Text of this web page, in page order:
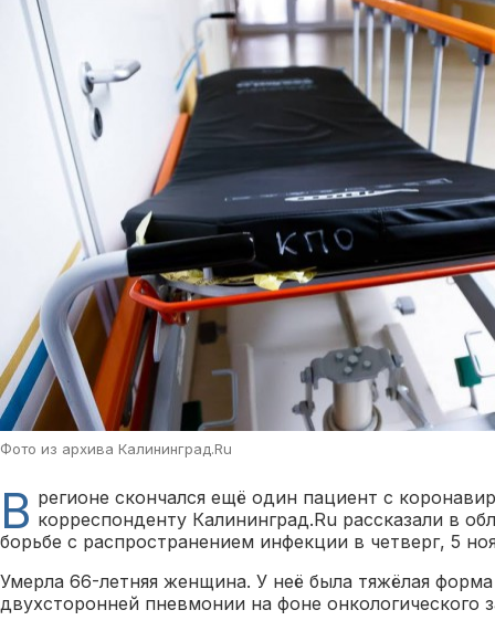
Фото из архива Калининград.Ru
В регионе скончался ещё один пациент с
корреспонденту Калининград.Ru рассказали в
борьбе с распространением инфекции в четверг, 5
Умерла 66-летняя женщина. У неё была тяжёлая
двухсторонней пневмонии на фоне онкологического